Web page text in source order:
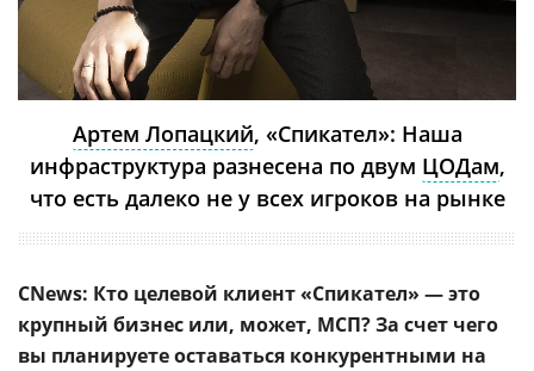
Артем Лопацкий, «Спикател»: Наша
инфраструктура разнесена по двум ЦОДам,
что есть далеко не у всех игроков на рынке
CNews: Кто целевой клиент «Спикател» — это
крупный бизнес или, может, МСП? За счет чего
вы планируете оставаться конкурентными на